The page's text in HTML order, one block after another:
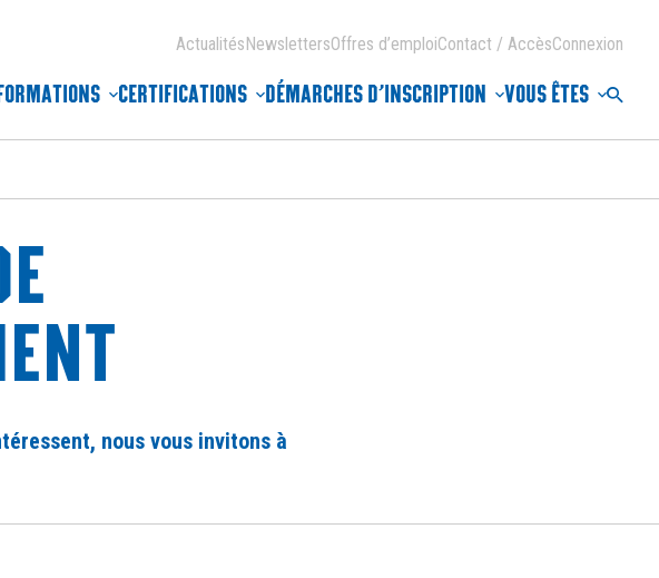
CERTIFICATIONS DÉMARCHES D’INSCRIPTION VOUS ÊTES
ActualitésNewslettersOffres d’emploiContact / AccèsConnexion
nous vous invitons à